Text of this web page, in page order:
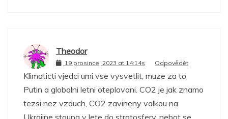
Theodor
19 prosince, 2023 at 14:14s Odpovědět
Klimaticti vjedci umi vse vysvetlit, muze za to
Putin a globalni letni oteplovani. CO2 je jak znamo
tezsi nez vzduch, CO2 zavineny valkou na
Ukrajine stoupa v lete do stratosfery, nebot se